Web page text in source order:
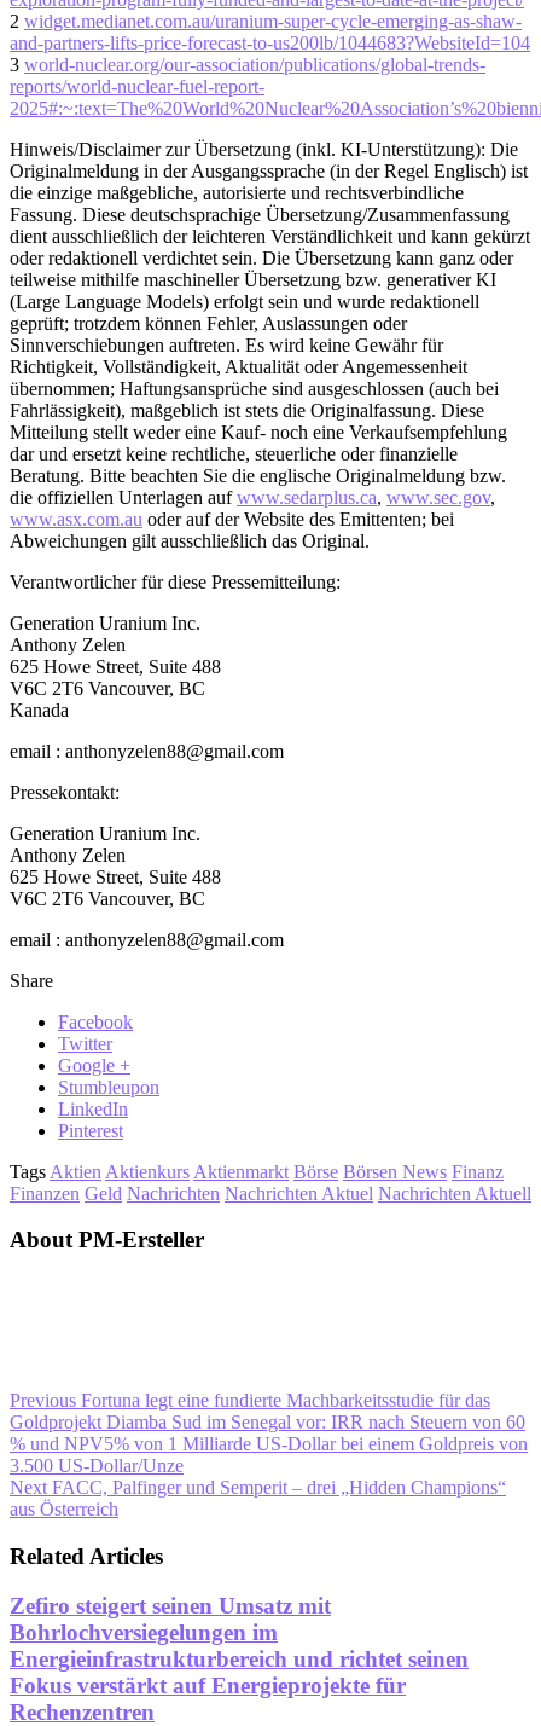
2 widget.medianet.com.au/uranium-super-cycle-emerging-as-shaw-
and-partners-lifts-price-forecast-to-us200lb/1044683?WebsiteId=104
3 world-nuclear.org/our-association/publications/global-trends-
reports/world-nuclear-fuel-report-
Hinweis/Disclaimer zur Übersetzung (inkl. KI-Unterstützung): Die
Originalmeldung in der Ausgangssprache (in der Regel Englisch) ist
die einzige maßgebliche, autorisierte und rechtsverbindliche
Fassung. Diese deutschsprachige Übersetzung/Zusammenfassung
dient ausschließlich der leichteren Verständlichkeit und kann gekürzt
oder redaktionell verdichtet sein. Die Übersetzung kann ganz oder
teilweise mithilfe maschineller Übersetzung bzw. generativer KI
(Large Language Models) erfolgt sein und wurde redaktionell
geprüft; trotzdem können Fehler, Auslassungen oder
Sinnverschiebungen auftreten. Es wird keine Gewähr für
Richtigkeit, Vollständigkeit, Aktualität oder Angemessenheit
übernommen; Haftungsansprüche sind ausgeschlossen (auch bei
Fahrlässigkeit), maßgeblich ist stets die Originalfassung. Diese
Mitteilung stellt weder eine Kauf- noch eine Verkaufsempfehlung
dar und ersetzt keine rechtliche, steuerliche oder finanzielle
Beratung. Bitte beachten Sie die englische Originalmeldung bzw.
die offiziellen Unterlagen aufwww.sedarplus.ca, www.sec.gov,
www.asx.com.au oder auf der Website des Emittenten; bei
Abweichungen gilt ausschließlich das Original.
Verantwortlicher für diese Pressemitteilung:
Generation Uranium Inc.
Anthony Zelen
625 Howe Street, Suite 488
V6C 2T6 Vancouver, BC
Kanada
email : anthonyzelen88@gmail.com
Pressekontakt:
Generation Uranium Inc.
Anthony Zelen
625 Howe Street, Suite 488
V6C 2T6 Vancouver, BC
email : anthonyzelen88@gmail.com
Share
Facebook
Twitter
Google +
Stumbleupon
LinkedIn
Pinterest
Tags Aktien Aktienkurs Aktienmarkt Börse Börsen News Finanz
Finanzen Geld Nachrichten Nachrichten Aktuel Nachrichten Aktuell
About PM-Ersteller
Previous Fortuna legt eine fundierte Machbarkeitsstudie für das
Goldprojekt Diamba Sud im Senegal vor: IRR nach Steuern von 60
% und NPV5% von 1 Milliarde US-Dollar bei einem Goldpreis von
3.500 US-Dollar/Unze
Next FACC, Palfinger und Semperit – drei „Hidden Champions“
aus Österreich
Related Articles
Zefiro steigert seinen Umsatz mit
Bohrlochversiegelungen im
Energieinfrastrukturbereich und richtet seinen
Fokus verstärkt auf Energieprojekte für
Rechenzentren